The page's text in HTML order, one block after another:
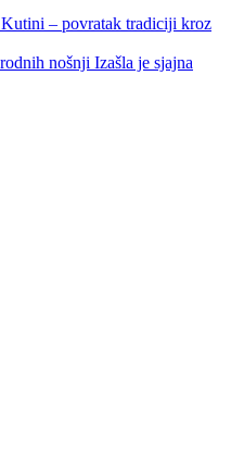
– povratak tradiciji kroz
nošnji Izašla je sjajna